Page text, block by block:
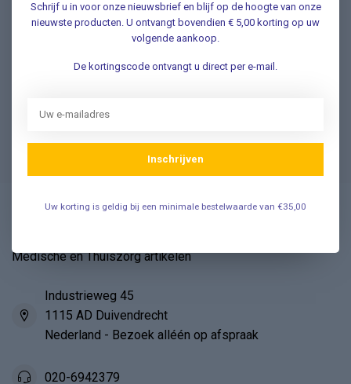
✔ Snelle antwoorden op veelgestelde vragen ✔ Direct
contact met onze klantenservice ✔ Altijd hulp bij uw
Veelgestelde Vragen
Medische en Thuiszorg artikelen
Industrieweg 45
1115 AD Duivendrecht
Nederland - Bezoek alléén op afspraak
020-6942379
Schrijf u in voor onze nieuwsbrief en blijf op de hoogte van onze
nieuwste producten. U ontvangt bovendien € 5,00 korting op uw
volgende aankoop.
De kortingscode ontvangt u direct per e-mail.
Inschrijven
Uw korting is geldig bij een minimale bestelwaarde van €35,00